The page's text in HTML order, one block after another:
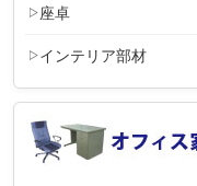
座卓
インテリア部材